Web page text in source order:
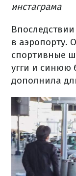
инстаграма
в аэропорту.
спортивные
угги и синюю
дополнила